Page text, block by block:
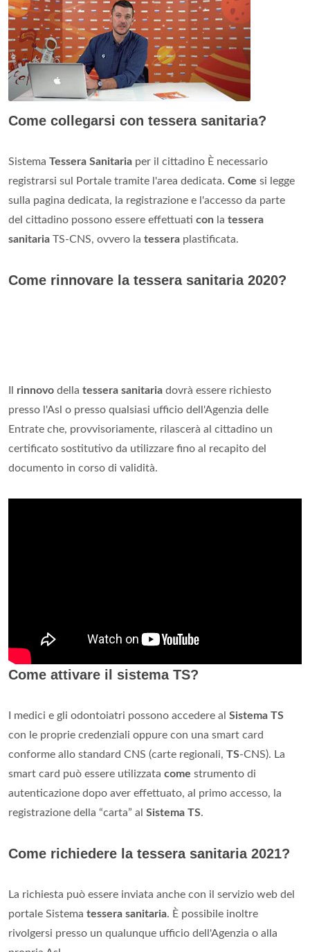
Come collegarsi con tessera sanitaria?
Sistema Tessera Sanitaria per il cittadino È necessario
registrarsi sul Portale tramite l'area dedicata. Come si legge
sulla pagina dedicata, la registrazione e l'accesso da parte
del cittadino possono essere effettuati con la tessera
sanitaria TS-CNS, ovvero la tessera plastificata.
Come rinnovare la tessera sanitaria 2020?
rinnovo della tessera sanitaria dovrà essere richiesto
presso l'Asl o presso qualsiasi ufficio dell'Agenzia delle
Entrate che, provvisoriamente, rilascerà al cittadino un
certificato sostitutivo da utilizzare fino al recapito del
documento in corso di validità.
Come attivare il sistema TS?
I medici e gli odontoiatri possono accedere al Sistema TS
con le proprie credenziali oppure con una smart card
conforme allo standard CNS (carte regionali, TS-CNS). La
smart card può essere utilizzata come strumento di
autenticazione dopo aver effettuato, al primo accesso, la
registrazione della “carta” al Sistema TS.
Come richiedere la tessera sanitaria 2021?
La richiesta può essere inviata anche con il servizio web del
portale Sistema tessera sanitaria. È possibile inoltre
rivolgersi presso un qualunque ufficio dell'Agenzia o alla